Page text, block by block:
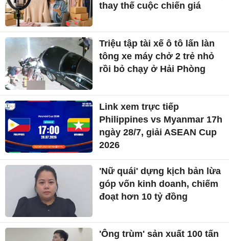
thay thế cuộc chiến giá
Triệu tập tài xế ô tô lấn làn
tông xe máy chở 2 trẻ nhỏ
rồi bỏ chạy ở Hải Phòng
Link xem trực tiếp
Philippines vs Myanmar 17h
ngày 28/7, giải ASEAN Cup
2026
'Nữ quái' dựng kịch bản lừa
góp vốn kinh doanh, chiếm
đoạt hơn 10 tỷ đồng
'Ông trùm' sản xuất 100 tấn